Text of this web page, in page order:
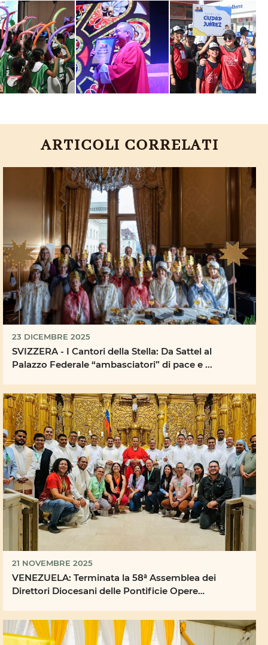
ARTICOLI CORRELATI
23 DICEMBRE 2025
SVIZZERA - I Cantori della Stella: Da Sattel al
Palazzo Federale “ambasciatori” di pace e ...
21 NOVEMBRE 2025
VENEZUELA: Terminata la 58ª Assemblea dei
Direttori Diocesani delle Pontificie Opere